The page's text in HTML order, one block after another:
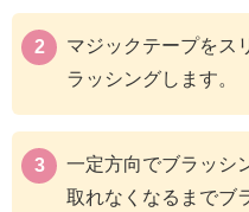
マジックテープをス
ラッシングします。
一定方向でブラッシ
取れなくなるまでブ